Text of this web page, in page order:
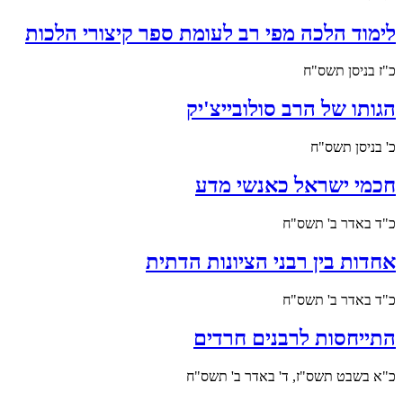
לימוד הלכה מפי רב לעומת ספר קיצורי הלכות
כ"ז בניסן תשס"ח
הגותו של הרב סולובייצ'יק
כ' בניסן תשס"ח
חכמי ישראל כאנשי מדע
כ"ד באדר ב' תשס"ח
אחדות בין רבני הציונות הדתית
כ"ד באדר ב' תשס"ח
התייחסות לרבנים חרדים
כ"א בשבט תשס"ז, ד' באדר ב' תשס"ח